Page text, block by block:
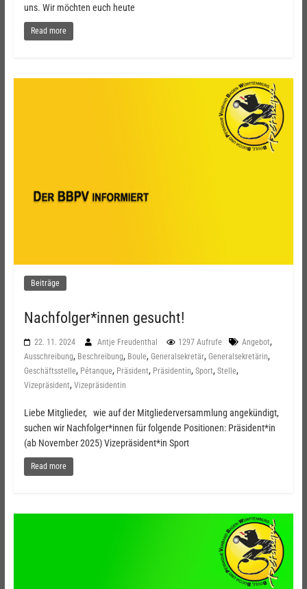
uns. Wir möchten euch heute
Read more
Beiträge
Nachfolger*innen gesucht!
22. 11. 2024 Antje Freudenthal 1297 Aufrufe Angebot,
Ausschreibung, Beschreibung, Boule, Generalsekretär, Generalsekretärin,
Geschäftsstelle, Pétanque, Präsident, Präsidentin, Sport, Stelle,
Vizepräsident, Vizepräsidentin
Liebe Mitglieder, wie auf der Mitgliederversammlung angekündigt,
suchen wir Nachfolger*innen für folgende Positionen: Präsident*in
(ab November 2025) Vizepräsident*in Sport
Read more